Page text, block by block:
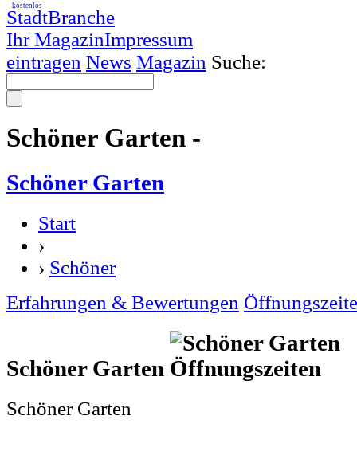
StadtBranche
Ihr MagazinImpressum
kostenlos
eintragen News Magazin Suche:
Schöner Garten -
Schöner Garten
Start
›
› Schöner
Erfahrungen & Bewertungen
Schöner Garten
Schöner Garten